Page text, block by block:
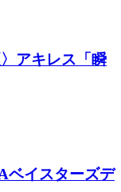
アキレス「瞬
ベイスターズデ